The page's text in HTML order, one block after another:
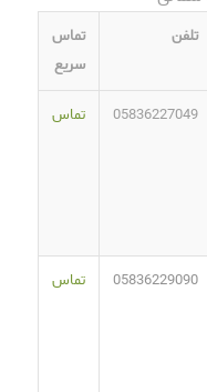
تلفن
تماس
سریع
05836227049 تماس
05836229090 تماس